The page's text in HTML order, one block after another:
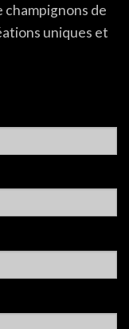
de
uniques et